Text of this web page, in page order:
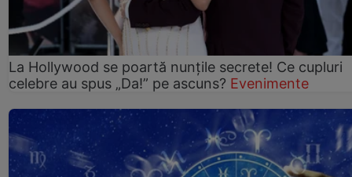
La Hollywood se poartă nunțile secrete! Ce cupluri
celebre au spus „Da!” pe ascuns? Evenimente